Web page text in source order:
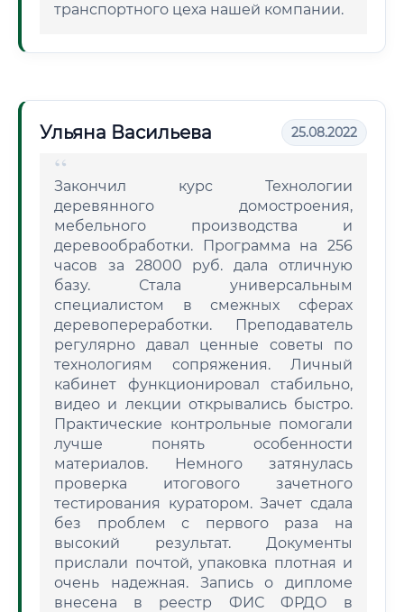
транспортного цеха нашей компании.
Ульяна Васильева 25.08.2022
Закончил курс Технологии
деревянного домостроения,
мебельного производства и
деревообработки. Программа на 256
часов за 28000 руб. дала отличную
базу. Стала универсальным
специалистом в смежных сферах
деревопереработки. Преподаватель
регулярно давал ценные советы по
технологиям сопряжения. Личный
кабинет функционировал стабильно,
видео и лекции открывались быстро.
Практические контрольные помогали
лучше понять особенности
материалов. Немного затянулась
проверка итогового зачетного
тестирования куратором. Зачет сдала
без проблем с первого раза на
высокий результат. Документы
прислали почтой, упаковка плотная и
очень надежная. Запись о дипломе
внесена в реестр ФИС ФРДО в